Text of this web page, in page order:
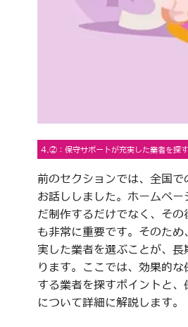
4.②：保守サポートが充実した業者を探す
前のセクションでは、全国で
お話ししました。ホームペー
だ制作するだけでなく、その
も非常に重要です。そのた
実した業者を選ぶことが、
ります。ここでは、効果的
する業者を探すポイントと
について詳細に解説します。